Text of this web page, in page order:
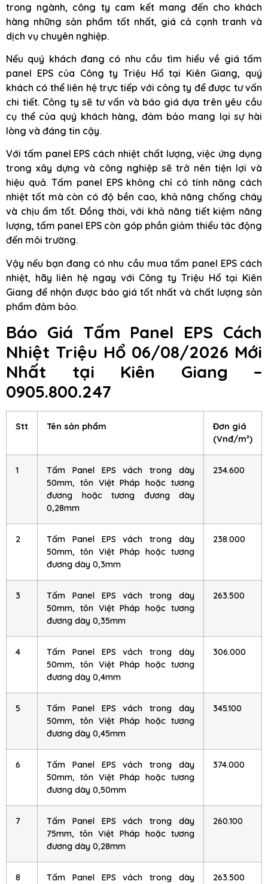
trong ngành, công ty cam kết mang đến cho khách
hàng những sản phẩm tốt nhất, giá cả cạnh tranh và
dịch vụ chuyên nghiệp.
Nếu quý khách đang có nhu cầu tìm hiểu về giá tấm
panel EPS của Công ty Triệu Hổ tại Kiên Giang, quý
khách có thể liên hệ trực tiếp với công ty để được tư vấn
chi tiết. Công ty sẽ tư vấn và báo giá dựa trên yêu cầu
cụ thể của quý khách hàng, đảm bảo mang lại sự hài
lòng và đáng tin cậy.
Với tấm panel EPS cách nhiệt chất lượng, việc ứng dụng
trong xây dựng và công nghiệp sẽ trở nên tiện lợi và
hiệu quả. Tấm panel EPS không chỉ có tính năng cách
nhiệt tốt mà còn có độ bền cao, khả năng chống cháy
và chịu ẩm tốt. Đồng thời, với khả năng tiết kiệm năng
lượng, tấm panel EPS còn góp phần giảm thiểu tác động
đến môi trường.
Vậy nếu bạn đang có nhu cầu mua tấm panel EPS cách
nhiệt, hãy liên hệ ngay với Công ty Triệu Hổ tại Kiên
Giang để nhận được báo giá tốt nhất và chất lượng sản
phẩm đảm bảo.
Báo Giá Tấm Panel EPS Cách
Nhiệt Triệu Hổ 06/08/2026 Mới
Nhất tại Kiên Giang –
0905.800.247
Stt Tên sản phẩm
Đơn giá
(Vnđ/m²)
1
Tấm Panel EPS vách trong dày
50mm, tôn Việt Pháp hoặc tương
đương hoặc tương đương dày
0,28mm
234.600
2
Tấm Panel EPS vách trong dày
50mm, tôn Việt Pháp hoặc tương
đương dày 0,3mm
238.000
3
Tấm Panel EPS vách trong dày
50mm, tôn Việt Pháp hoặc tương
đương dày 0,35mm
263.500
4
Tấm Panel EPS vách trong dày
50mm, tôn Việt Pháp hoặc tương
đương dày 0,4mm
306.000
5
Tấm Panel EPS vách trong dày
50mm, tôn Việt Pháp hoặc tương
đương dày 0,45mm
345.100
6
Tấm Panel EPS vách trong dày
50mm, tôn Việt Pháp hoặc tương
đương dày 0,50mm
374.000
7
Tấm Panel EPS vách trong dày
75mm, tôn Việt Pháp hoặc tương
đương dày 0,28mm
260.100
8
Tấm Panel EPS vách trong dày
263.500